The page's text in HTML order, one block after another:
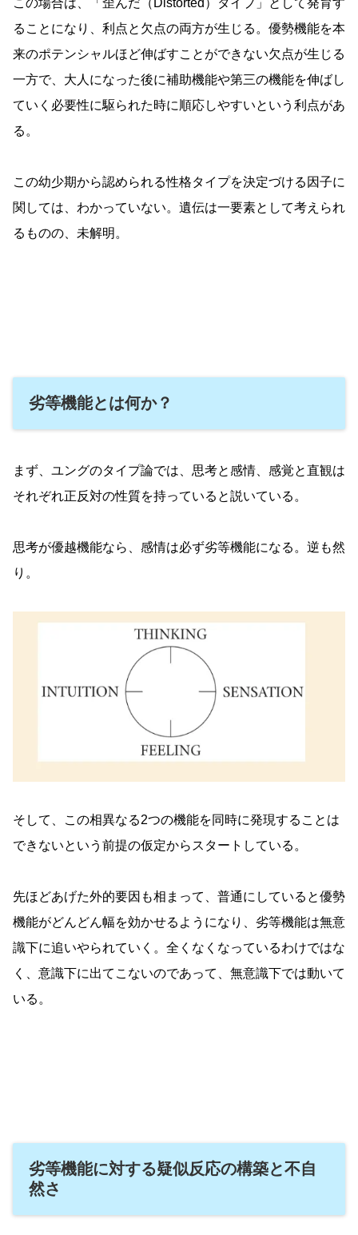
この場合は、「歪んだ（Distorted）タイプ」として発育す
ることになり、利点と欠点の両方が生じる。優勢機能を本
来のポテンシャルほど伸ばすことができない欠点が生じる
一方で、大人になった後に補助機能や第三の機能を伸ばし
ていく必要性に駆られた時に順応しやすいという利点があ
る。
この幼少期から認められる性格タイプを決定づける因子に
関しては、わかっていない。遺伝は一要素として考えられ
るものの、未解明。
劣等機能とは何か？
まず、ユングのタイプ論では、思考と感情、感覚と直観は
それぞれ正反対の性質を持っていると説いている。
思考が優越機能なら、感情は必ず劣等機能になる。逆も然
り。
そして、この相異なる2つの機能を同時に発現することは
できないという前提の仮定からスタートしている。
先ほどあげた外的要因も相まって、普通にしていると優勢
機能がどんどん幅を効かせるようになり、劣等機能は無意
識下に追いやられていく。全くなくなっているわけではな
く、意識下に出てこないのであって、無意識下では動いて
いる。
劣等機能に対する疑似反応の構築と不自
然さ